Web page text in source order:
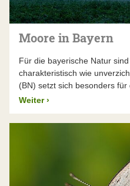
Moore in Bayern
Für die bayerische Natur
charakteristisch wie
(BN) setzt sich besonders für
Weiter ›